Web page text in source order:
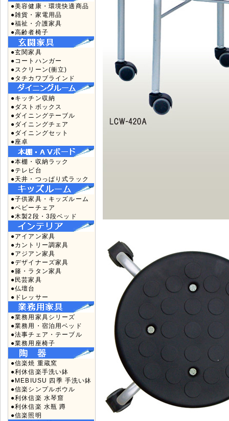
●美容健康・環境快適商品
●雑貨・家電用品
●福祉・介護家具
●高齢者椅子
●玄関家具
●コートハンガー
●スクリーン(衝立)
●タチカワブラインド
●キッチン収納
●ダストボックス
●ダイニングテーブル
●ダイニングチェア
●ダイニングセット
●座卓
●本棚・収納ラック
●テレビ台
●天井・つっぱり式ラック
●子供家具・キッズルーム
●ベビーチェア
●木製2段・3段ベッド
●アイアン家具
●カントリー調家具
●アジアン家具
●デザイナーズ家具
●籐・ラタン家具
●民芸家具
●仏壇台
●ドレッサー
●業務用家具シリーズ
●業務用・宿泊用ベッド
●法事チェア・テーブル
●業務用座椅子
●信楽焼 重蔵窯
●利休信楽手洗い鉢
●MEBIUSU 四季 手洗い鉢
●信楽シンプルボウル
●利休信楽 水琴窟
●利休信楽 水瓶 蹲
●信楽照明